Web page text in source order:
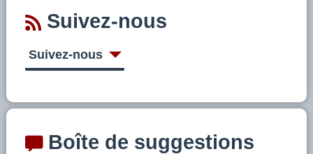
Suivez-nous
Suivez-nous
Boîte de suggestions